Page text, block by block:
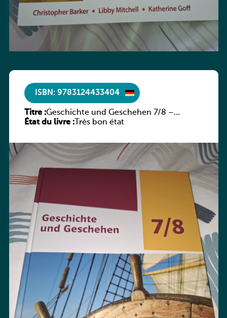
ISBN: 9783124433404
Titre :Geschichte und Geschehen 7/8 –
Rheinland-Pfalz
État du livre :Très bon état